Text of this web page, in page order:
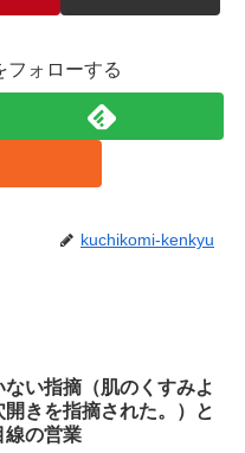
フォローする
kuchikomi-kenkyu
ない指摘（肌のくすみよ
開きを指摘された。）と
線の営業